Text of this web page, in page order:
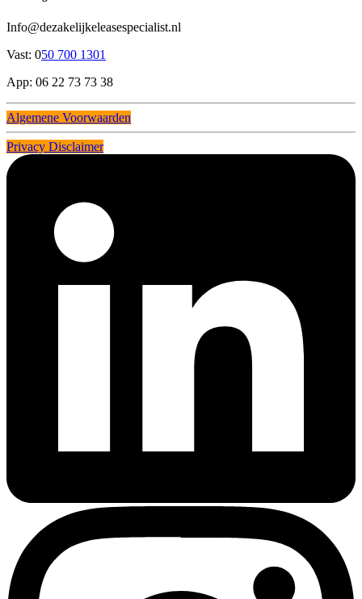
Info@dezakelijkeleasespecialist.nl
Vast: 050 700 1301
App: 06 22 73 73 38
Algemene Voorwaarden
Privacy Disclaimer